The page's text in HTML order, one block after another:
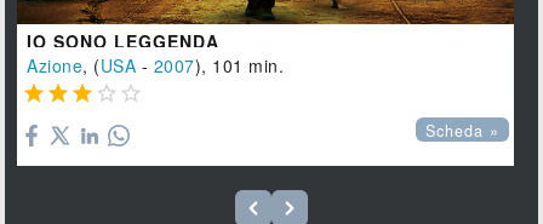
IO SONO LEGGENDA
Azione, (USA - 2007), 101 min.
    
Scheda »